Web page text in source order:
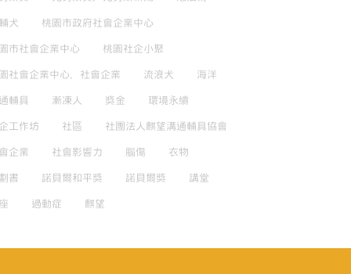
犬 桃園市政府社會企業中心
市社會企業中心 桃園社企小聚
社會企業中心，社會企業 流浪犬 海洋
輔具 漸凍人 獎金 環境永續
工作坊 社區 社團法人麒望溝通輔具協會
企業 社會影響力 腦傷 衣物
書 諾貝爾和平獎 諾貝爾獎 講堂
過動症 麒望